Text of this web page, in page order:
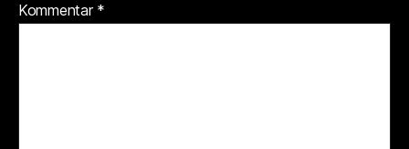
Kommentar *